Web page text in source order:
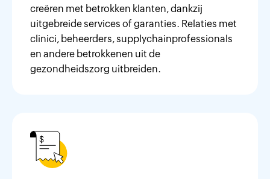
creëren met betrokken klanten, dankzij
uitgebreide services of garanties. Relaties met
clinici, beheerders, supplychainprofessionals
en andere betrokkenen uit de
gezondheidszorg uitbreiden.